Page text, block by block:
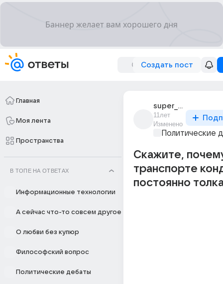
Создать пост
Главная
Моя лента
Пространства
В ТОПЕ НА ОТВЕТАХ
Информационные технологии
А сейчас что-то совсем другое
О любви без купюр
Философский вопрос
Политические дебаты
super_kot_32
11лет
Изменено
Политические
Скажите,
транспорте
постоянно